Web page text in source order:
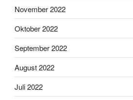
November 2022
Oktober 2022
September 2022
August 2022
Juli 2022